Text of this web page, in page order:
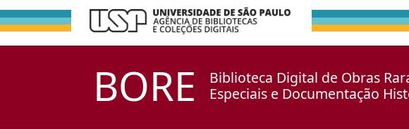
BORE
Biblioteca Digital de Obras
Especiais e Documentação